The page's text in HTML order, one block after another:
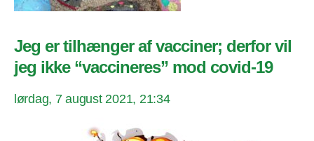
Jeg er tilhænger af vacciner; derfor vil
jeg ikke “vaccineres” mod covid-19
lørdag, 7 august 2021, 21:34